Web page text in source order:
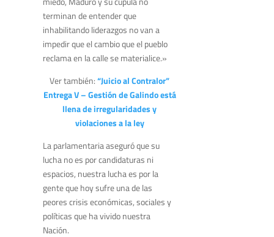
terminan de entender que
inhabilitando liderazgos no van a
impedir que el cambio que el pueblo
reclama en la calle se materialice.»
Ver también:“Juicio al Contralor”
Entrega V – Gestión de Galindo está
llena de irregularidades y
violaciones a la ley
La parlamentaria aseguró que su
lucha no es por candidaturas ni
espacios, nuestra lucha es por la
gente que hoy sufre una de las
peores crisis económicas, sociales y
políticas que ha vivido nuestra
Nación.